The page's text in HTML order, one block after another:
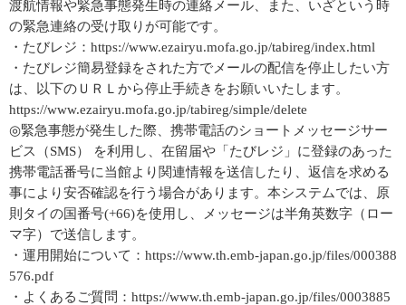
渡航情報や緊急事態発生時の連絡メール、また、いざという時
の緊急連絡の受け取りが可能です。
・たびレジ：https://www.ezairyu.mofa.go.jp/tabireg/index.html
・たびレジ簡易登録をされた方でメールの配信を停止したい方
は、以下のＵＲＬから停止手続きをお願いいたします。
https://www.ezairyu.mofa.go.jp/tabireg/simple/delete
◎緊急事態が発生した際、携帯電話のショートメッセージサー
ビス（SMS） を利用し、在留届や「たびレジ」に登録のあった
携帯電話番号に当館より関連情報を送信したり、返信を求める
事により安否確認を行う場合があります。本システムでは、原
則タイの国番号(+66)を使用し、メッセージは半角英数字（ロー
マ字）で送信します。
・運用開始について：https://www.th.emb-japan.go.jp/files/000388
576.pdf
・よくあるご質問：https://www.th.emb-japan.go.jp/files/0003885